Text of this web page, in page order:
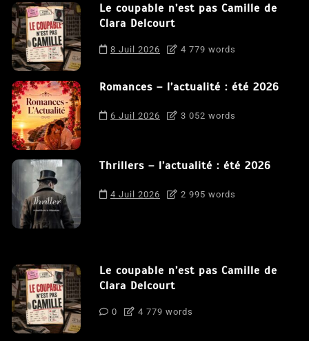
Le coupable n’est pas Camille de
Clara Delcourt
8 Juil 2026 4 779 words
Romances – l’actualité : été 2026
6 Juil 2026 3 052 words
Thrillers – l’actualité : été 2026
4 Juil 2026 2 995 words
Le coupable n’est pas Camille de
Clara Delcourt
0 4 779 words